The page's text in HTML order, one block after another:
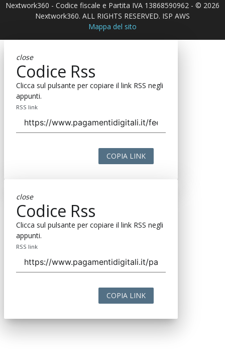
Nextwork360 - Codice fiscale e Partita IVA 13868590962 - © 2026
Nextwork360. ALL RIGHTS RESERVED. ISP AWS
Mappa del sito
close
Codice Rss
Clicca sul pulsante per copiare il link RSS negli
appunti.
RSS link
COPIA LINK
close
Codice Rss
Clicca sul pulsante per copiare il link RSS negli
appunti.
RSS link
COPIA LINK